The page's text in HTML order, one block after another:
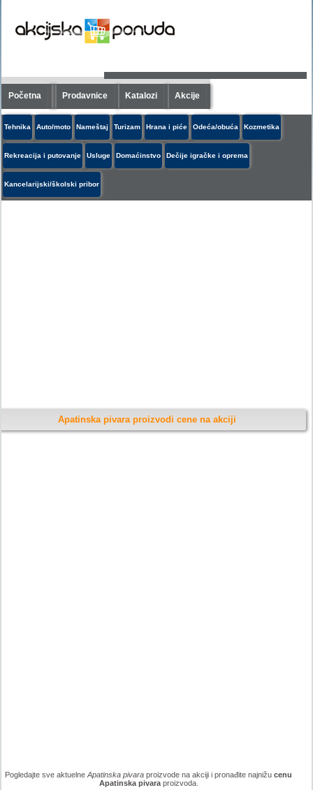
Početna Prodavnice Katalozi Akcije
Tehnika Auto/moto Nameštaj Turizam Hrana i piće Odeća/obuća Kozmetika
Rekreacija i putovanje Usluge Domaćinstvo Dečije igračke i oprema
Kancelarijski/školski pribor
Apatinska pivara proizvodi cene na akciji
Pogledajte sve aktuelneApatinska pivara proizvode na akciji i pronađite najnižucenu
Apatinska pivaraproizvoda.